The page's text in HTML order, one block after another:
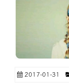
2017-01-31